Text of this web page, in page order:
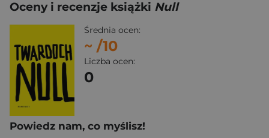
Oceny i recenzje książki Null
Średnia ocen:
~ /10
Liczba ocen:
0
Powiedz nam, co myślisz!